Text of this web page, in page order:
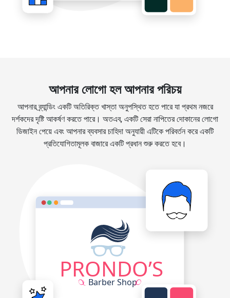
আপনার লোগো হল আপনার পরিচয়
আপনার ব্র্যান্ডিং একটি অতিরিক্ত খাস্তা অনুপস্থিত হতে পারে যা প্রথম নজরে
দর্শকদের দৃষ্টি আকর্ষণ করতে পারে। অতএব, একটি সেরা নাপিতের দোকানের লোগো
ডিজাইন পেয়ে এবং আপনার ব্যবসার চাহিদা অনুযায়ী এটিকে পরিবর্তন করে একটি
প্রতিযোগিতামূলক বাজারে একটি প্রধান শুরু করতে হবে।